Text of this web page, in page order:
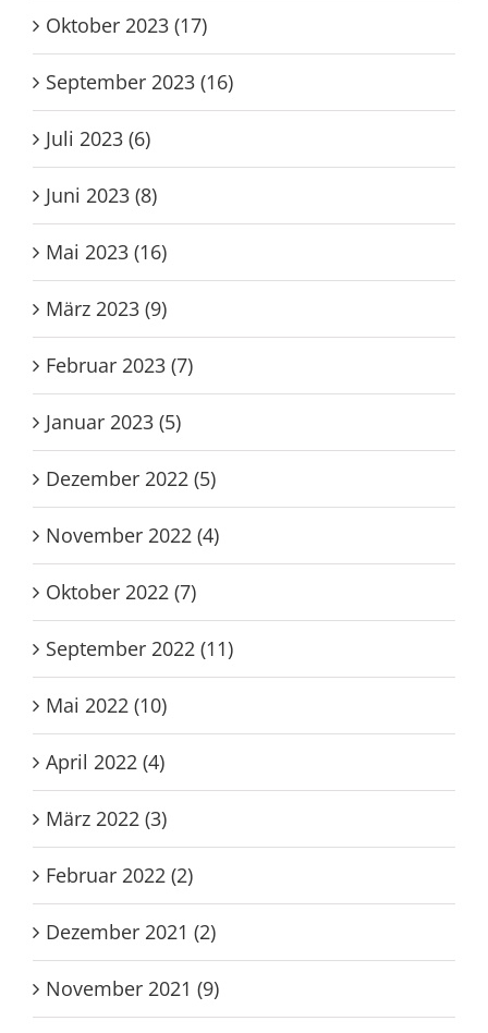
November 2023 (13)
Oktober 2023 (17)
September 2023 (16)
Juli 2023 (6)
Juni 2023 (8)
Mai 2023 (16)
März 2023 (9)
Februar 2023 (7)
Januar 2023 (5)
Dezember 2022 (5)
November 2022 (4)
Oktober 2022 (7)
September 2022 (11)
Mai 2022 (10)
April 2022 (4)
März 2022 (3)
Februar 2022 (2)
Dezember 2021 (2)